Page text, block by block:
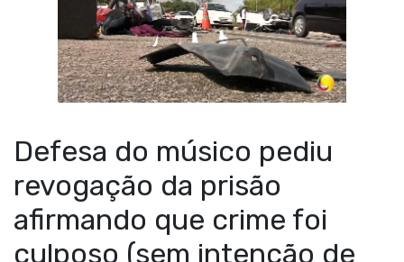
Defesa do músico pediu
revogação da prisão
afirmando que crime foi
culposo (sem intenção de